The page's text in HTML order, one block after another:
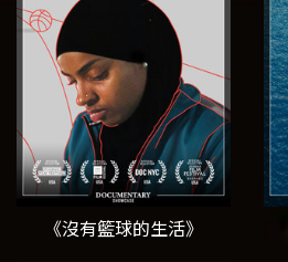
《沒有籃球的生活》